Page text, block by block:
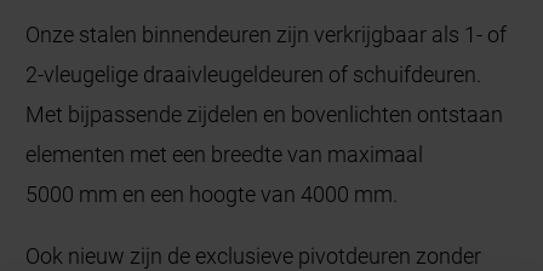
Onze stalen binnendeuren zijn verkrijgbaar als 1- of
2-vleugelige draaivleugeldeuren of schuifdeuren.
Met bijpassende zijdelen en bovenlichten ontstaan
elementen met een breedte van maximaal
5000 mm en een hoogte van 4000 mm.
Ook nieuw zijn de exclusieve pivotdeuren zonder